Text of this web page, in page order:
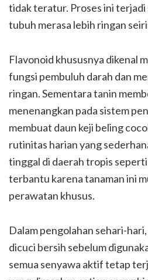
tidak teratur. Proses ini terjadi
tubuh merasa lebih ringan
Flavonoid khususnya dikenal
fungsi pembuluh darah dan
ringan. Sementara tanin
menenangkan pada sistem
membuat daun keji beling
rutinitas harian yang
tinggal di daerah tropis
terbantu karena tanaman ini
perawatan khusus.
Dalam pengolahan sehari-
dicuci bersih sebelum
semua senyawa aktif tetap